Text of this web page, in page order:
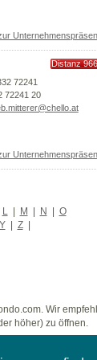
Distanz
72241
72241 20
L | M | N | O
Y | Z |
Wir
höher) zu öffnen.